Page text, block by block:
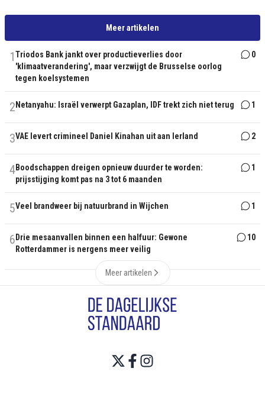
Meer artikelen
1Triodos Bank jankt over productieverlies door
'klimaatverandering', maar verzwijgt de Brusselse oorlog
tegen koelsystemen
0
2 Netanyahu: Israël verwerpt Gazaplan, IDF trekt zich niet terug 1
3VAE levert crimineel Daniel Kinahan uit aan Ierland 2
4Boodschappen dreigen opnieuw duurder te worden:
prijsstijging komt pas na 3 tot 6 maanden
1
5Veel brandweer bij natuurbrand in Wijchen 1
6 Drie mesaanvallen binnen een halfuur: Gewone
Rotterdammer is nergens meer veilig
10
Meer artikelen